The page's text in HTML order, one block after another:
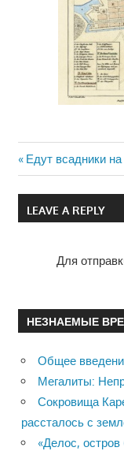
по
Previous
Post:
Едут всадники
LEAVE A REPLY
Для
НЕЗНАЕМЫЕ
Общее
Мегалиты:
Сокровища
рассталось с
«Делос, остров